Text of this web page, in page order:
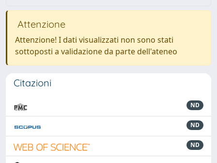
Attenzione
Attenzione! I dati visualizzati non sono stati
sottoposti a validazione da parte dell'ateneo
Citazioni
ND
ND
ND